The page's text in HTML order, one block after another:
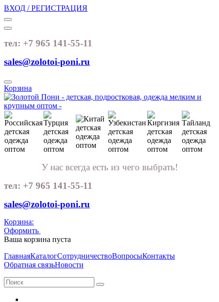
ВХОД / РЕГИСТРАЦИЯ
тел: +7 965 141-55-11
sales@zolotoi-poni.ru
Корзина
У нас всегда есть из чего выбрать!
тел: +7 965 141-55-11
sales@zolotoi-poni.ru
Корзина:
Оформить
Ваша корзина пуста
ГлавнаяКаталогСотрудничествоВопросыКонтакты
Обратная связьНовости